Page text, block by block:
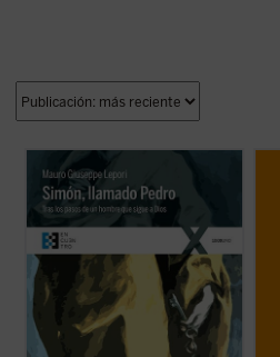
tener toda su vida bajo control. Su casa, su
familia, la pesca: era fácil gestionar su
pequeño mundo. (...) Ahora, en cambio,
de personas de toda raza y lengua ...(ver
ficha)
En
vida